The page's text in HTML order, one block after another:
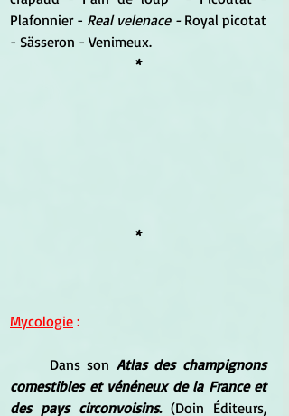
Plafonnier - Real velenace - Royal picotat
- Sässeron - Venimeux.
*
*
Mycologie :
	Dans son
Atlas des champignons
comestibles et vénéneux de la France et
des pays circonvoisins. (Doin Éditeurs,